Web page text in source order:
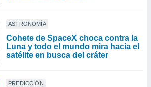
ASTRONOMÍA
Cohete de SpaceX choca contra la
Luna y todo el mundo mira hacia el
satélite en busca del cráter
PREDICCIÓN